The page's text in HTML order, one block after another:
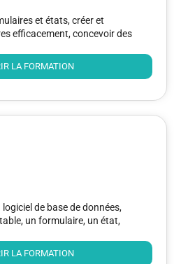
et états, créer et
efficacement, concevoir des
LA FORMATION
de base de données,
un formulaire, un état,
LA FORMATION